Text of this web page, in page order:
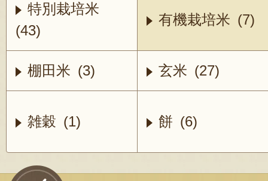
特別栽培米
(43)
有機栽培米 (7)
棚田米 (3) 玄米 (27)
雑穀 (1) 餅 (6)